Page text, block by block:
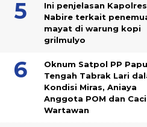
Ini penjelasan Kapolres
Nabire terkait
mayat di warung kopi
grilmulyo
Oknum Satpol PP
Tengah Tabrak Lari
Kondisi Miras, Aniaya
Anggota POM dan Caci
Wartawan